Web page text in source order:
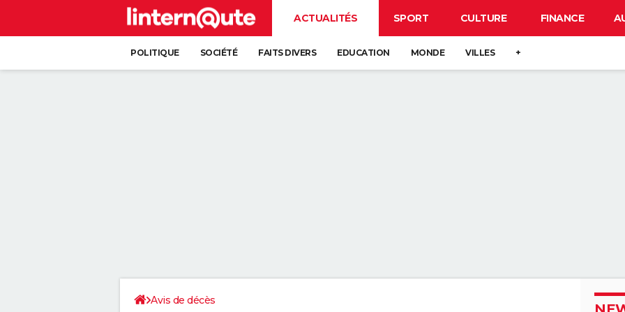
ACTUALITÉS SPORT CULTURE FINANCE
POLITIQUE SOCIÉTÉ FAITS DIVERS EDUCATION MONDE VILLES +
Avis de décès